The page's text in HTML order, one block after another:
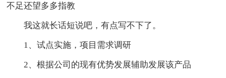
不足还望多多指教
我这就长话短说吧，有点写不下了。
1、试点实施，项目需求调研
2、根据公司的现有优势发展辅助发展该产品